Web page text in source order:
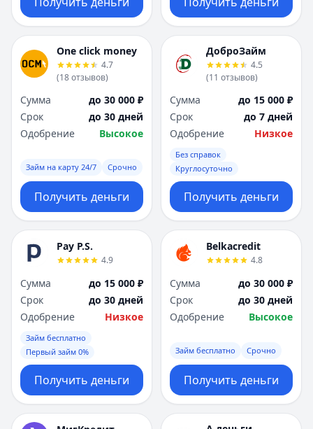
One click money
4.7
(18отзывов)
Сумма
до 30 000 ₽
Срок
до 30 дней
Одобрение
Высокое
Займ на карту 24/7 Срочно
Получить деньги
ДоброЗайм
4.5
(11 отзывов)
Сумма
до 15 000 ₽
Срок
до 7 дней
Одобрение
Низкое
Без справок
Круглосуточно
Получить деньги
Pay P.S.
4.9
Сумма
до 15 000 ₽
Срок
до 30 дней
Одобрение
Низкое
Займ бесплатно
Первый займ 0%
Получить деньги
Belkacredit
4.8
Сумма
до 30 000 ₽
Срок
до 30 дней
Одобрение
Высокое
Займ бесплатно Срочно
Получить деньги